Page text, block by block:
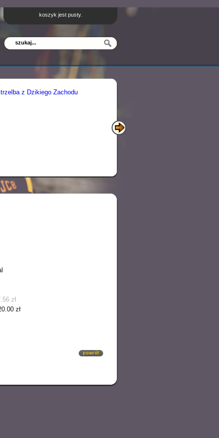
koszyk jest pusty.
zł
zł